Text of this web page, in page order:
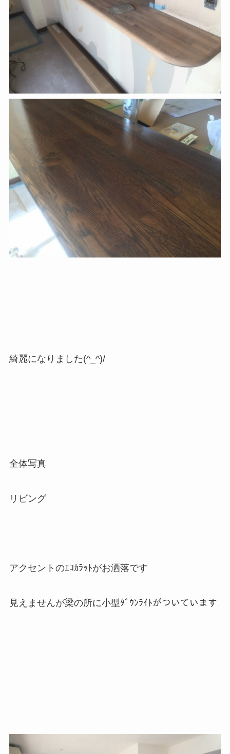
綺麗になりました(^_^)/
全体写真
リビング
アクセントのｴｺｶﾗｯﾄがお洒落です
見えませんが梁の所に小型ﾀﾞｳﾝﾗｲﾄがついています